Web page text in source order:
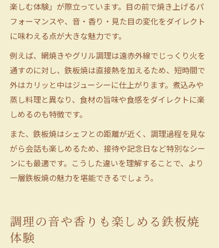
楽しむ体験」が際立っています。目の前で焼き上げるパ
フォーマンスや、音・香り・見た目の変化をダイレクト
に味わえる点が大きな魅力です。
例えば、網焼きやグリル調理は遠赤外線でじっくり火を
通すのに対し、鉄板焼は直接熱を加えるため、短時間で
外はカリッと中はジューシーに仕上がります。煮込みや
蒸し料理と異なり、食材の旨味や食感をダイレクトに楽
しめるのも特徴です。
また、鉄板焼はシェフとの距離が近く、調理過程を見な
がら会話も楽しめるため、接待や記念日など特別なシー
ンにも最適です。こうした違いを理解することで、より
一層鉄板焼の魅力を堪能できるでしょう。
調理の音や香りも楽しめる鉄板焼
体験